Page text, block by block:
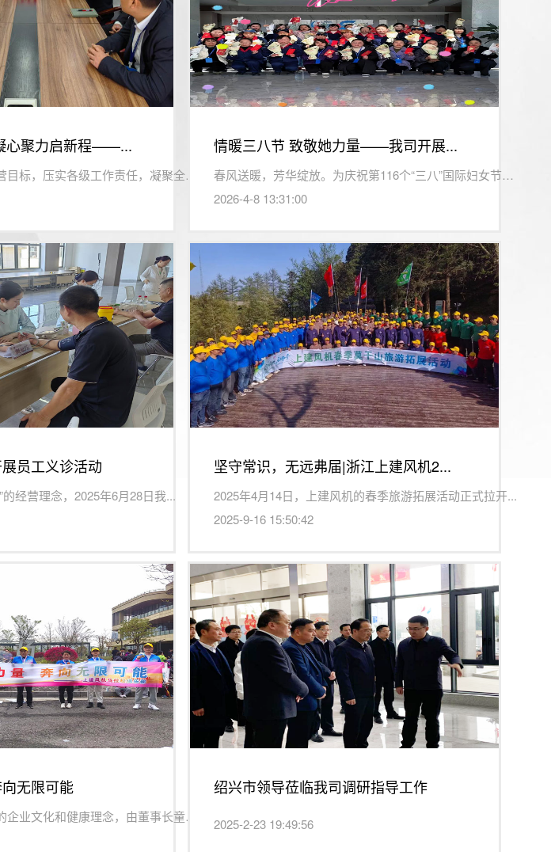
心聚力启新程——...
为进一步明确年度经营目标，压实各级工作责任，凝聚全员奋进...
情暖三八节 致敬她力量——我司开展...
春风送暖，芳华绽放。为庆祝第116个“三八”国际妇女节，...
2026-4-8 13:31:00
员工义诊活动
的经营理念，2025年6月28日我...
坚守常识，无远弗届|浙江上建风机2...
2025年4月14日，上建风机的春季旅游拓展活动正式拉开...
2025-9-16 15:50:42
无限可能
今日，我司以其独特的企业文化和健康理念，由董事长童海标带...
绍兴市领导莅临我司调研指导工作
2025-2-23 19:49:56